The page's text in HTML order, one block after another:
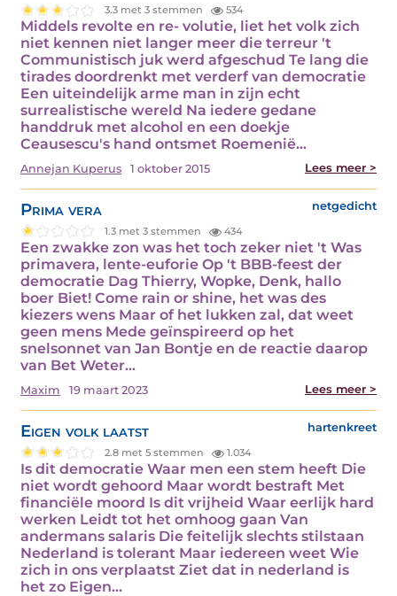
3.3 met 3 stemmen 534
Middels revolte en re- volutie, liet het volk zich
niet kennen niet langer meer die terreur 't
Communistisch juk werd afgeschud Te lang die
tirades doordrenkt met verderf van democratie
Een uiteindelijk arme man in zijn echt
surrealistische wereld Na iedere gedane
handdruk met alcohol en een doekje
Ceausescu's hand ontsmet Roemenië…
Annejan Kuperus 1 oktober 2015 Lees meer >
Prima vera netgedicht
1.3 met 3 stemmen 434
Een zwakke zon was het toch zeker niet 't Was
primavera, lente-euforie Op 't BBB-feest der
democratie Dag Thierry, Wopke, Denk, hallo
boer Biet! Come rain or shine, het was des
kiezers wens Maar of het lukken zal, dat weet
geen mens Mede geïnspireerd op het
snelsonnet van Jan Bontje en de reactie daarop
van Bet Weter…
Maxim 19 maart 2023 Lees meer >
Eigen volk laatst hartenkreet
2.8 met 5 stemmen 1.034
Is dit democratie Waar men een stem heeft Die
niet wordt gehoord Maar wordt bestraft Met
financiële moord Is dit vrijheid Waar eerlijk hard
werken Leidt tot het omhoog gaan Van
andermans salaris Die feitelijk slechts stilstaan
Nederland is tolerant Maar iedereen weet Wie
zich in ons verplaatst Ziet dat in nederland is
het zo Eigen…